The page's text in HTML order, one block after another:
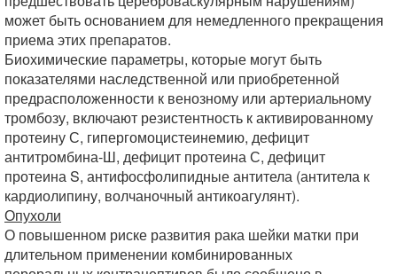
может быть основанием для немедленного прекращения
приема этих препаратов.
Биохимические параметры, которые могут быть
показателями наследственной или приобретенной
предрасположенности к венозному или артериальному
тромбозу, включают резистентность к активированному
протеину С, гипергомоцистеинемию, дефицит
антитромбина-Ш, дефицит протеина С, дефицит
протеина S, антифосфолипидные антитела (антитела к
кардиолипину, волчаночный антикоагулянт).
Опухоли
О повышенном риске развития рака шейки матки при
длительном применении комбинированных